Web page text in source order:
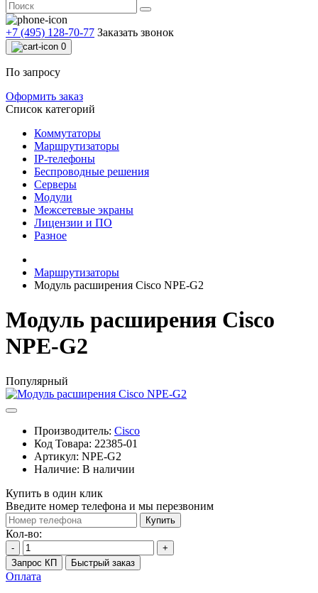
+7 (495) 128-70-77 Заказать звонок
0
По запросу
Оформить заказ
Список категорий
Коммутаторы
Маршрутизаторы
IP-телефоны
Беспроводные решения
Серверы
Модули
Межсетевые экраны
Лицензии и ПО
Разное
Маршрутизаторы
Модуль расширения Cisco NPE-G2
Модуль расширения Cisco
NPE-G2
Популярный
Производитель: Cisco
Код Товара: 22385-01
Артикул: NPE-G2
Наличие: В наличии
Купить в один клик
Введите номер телефона и мы перезвоним
Купить
Кол-во:
-
+
Запрос КП
Быстрый заказ
Оплата